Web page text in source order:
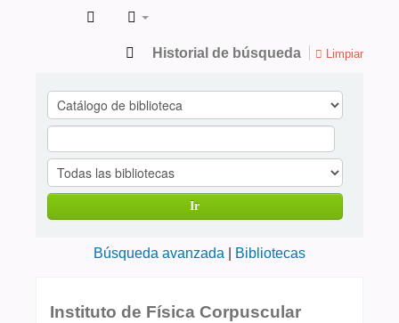
Publicaciones
en
ciencias
de
la
Salud
Historial de búsqueda Limpiar
Ir
Búsqueda avanzada Bibliotecas
Instituto de Física Corpuscular